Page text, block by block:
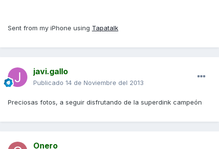
Sent from my iPhone using Tapatalk
javi.gallo
Publicado 14 de Noviembre del 2013
Preciosas fotos, a seguir disfrutando de la superdink campeón
Onero